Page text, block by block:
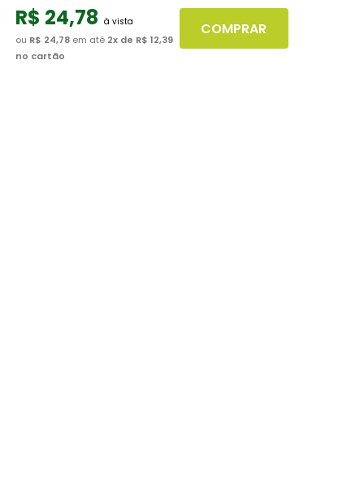
R$ 24,78
ou R$ 24,78 em até 2x de R$ 12,39
no cartão
COMPRAR
Atendimento
Dúvidas Frequentes
Fale Conosco